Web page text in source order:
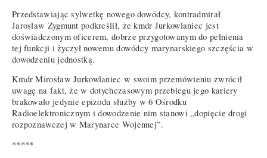
Przedstawiając sylwetkę nowego dowódcy, kontradmirał
Jarosław Zygmunt podkreślił, że kmdr Jurkowlaniec jest
doświadczonym oficerem, dobrze przygotowanym do pełnienia
tej funkcji i życzył nowemu dowódcy marynarskiego szczęścia w
dowodzeniu jednostką.
Kmdr Mirosław Jurkowlaniec w swoim przemówieniu zwrócił
uwagę na fakt, że w dotychczasowym przebiegu jego kariery
brakowało jedynie epizodu służby w 6 Ośrodku
Radioelektronicznym i dowodzenie nim stanowi „dopięcie drogi
rozpoznawczej w Marynarce Wojennej”.
*****